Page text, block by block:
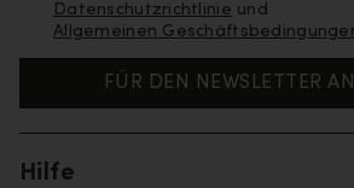
Datenschutzrichtlinie und
Allgemeinen
FÜR DEN NEWSLETTER
Hilfe